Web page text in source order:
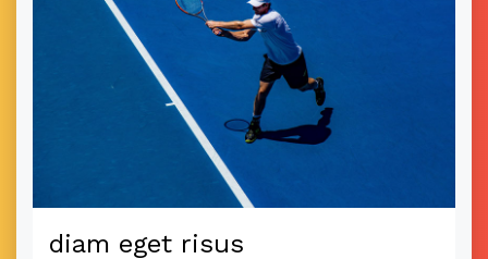
diam eget risus